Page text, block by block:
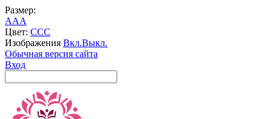
Размер:
AAA
Цвет: CCC
Изображения Вкл.Выкл.
Обычная версия сайта
Вход